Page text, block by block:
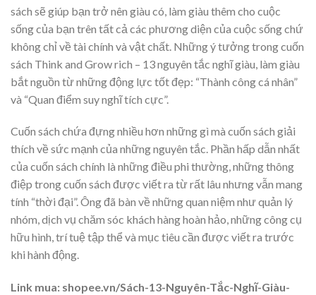
sách sẽ giúp bạn trở nên giàu có, làm giàu thêm cho cuộc
sống của bạn trên tất cả các phương diện của cuộc sống chứ
không chỉ về tài chính và vật chất. Những ý tưởng trong cuốn
sách Think and Grow rich – 13 nguyên tắc nghĩ giàu, làm giàu
bắt nguồn từ những động lực tốt đẹp: “Thành công cá nhân”
và “Quan điểm suy nghĩ tích cực”.
Cuốn sách chứa đựng nhiều hơn những gì mà cuốn sách giải
thích về sức mạnh của những nguyên tắc. Phần hấp dẫn nhất
của cuốn sách chính là những điều phi thường, những thông
điệp trong cuốn sách được viết ra từ rất lâu nhưng vẫn mang
tính “thời đại”. Ông đã bàn về những quan niệm như quản lý
nhóm, dịch vụ chăm sóc khách hàng hoàn hảo, những công cụ
hữu hình, trí tuệ tập thể và mục tiêu cần được viết ra trước
khi hành động.
Link mua: shopee.vn/Sách-13-Nguyên-Tắc-Nghĩ-Giàu-